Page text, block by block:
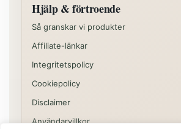
Hjälp & förtroende
Så granskar vi produkter
Affiliate-länkar
Integritetspolicy
Cookiepolicy
Disclaimer
Användarvillkor